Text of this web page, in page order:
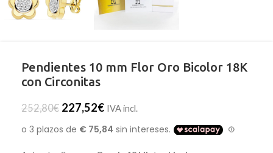
Pendientes 10 mm Flor Oro Bicolor 18K
con Circonitas
252,80€ 227,52€ IVA incl.